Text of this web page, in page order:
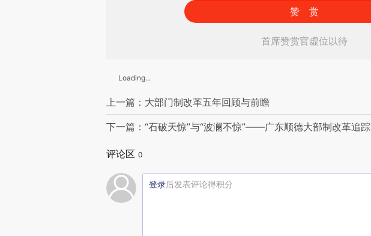
赞 赏
首席赞赏官虚位以待
Loading...
上一篇：大部门制改革五年回顾与前瞻
下一篇：“石破天惊”与“波澜不惊”——广东顺德大部制改革追踪
评论区 0
登录后发表评论得积分